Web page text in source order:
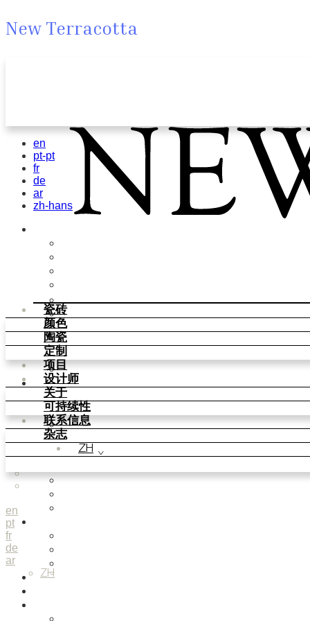
New Terracotta
瓷砖
颜色
陶瓷
定制
项目
设计师
关于
可持续性
联系信息
杂志
ZH
en
pt
fr
de
ar
ZH
en
pt-pt
fr
de
ar
zh-hans
Bold Pattern
Parquet Bisque
Natural Cotto
Smink Studio
Elisa Passino
Paulo Vale
颜色
Basic Colours
Matt Colours
Oxide Explosions
Special Firing
Vintage Metallics
定制